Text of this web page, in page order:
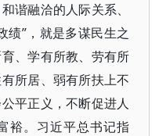
谐融洽的人际关系、
绩”，就是多谋民生之
、学有所教、劳有所
所居、弱有所扶上不
平正义，不断促进人
裕。习近平总书记指